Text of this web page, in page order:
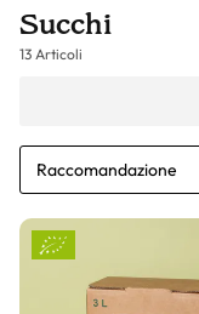
Succhi
13 Articoli